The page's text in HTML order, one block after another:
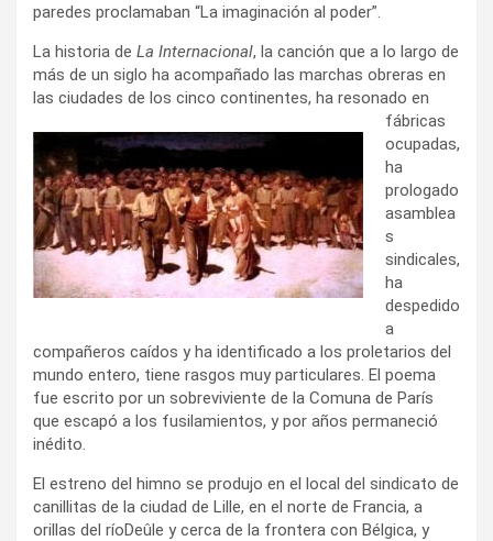
paredes proclamaban “La imaginación al poder”.
La historia de La Internacional, la canción que a lo largo de
más de un siglo ha acompañado las marchas obreras en
las ciudades de los cinco continentes, ha resonado en
fábricas
ocupadas,
ha
prologado
asamblea
s
sindicales,
ha
despedido
a
compañeros caídos y ha identificado a los proletarios del
mundo entero, tiene rasgos muy particulares. El poema
fue escrito por un sobreviviente de la Comuna de París
que escapó a los fusilamientos, y por años permaneció
inédito.
El estreno del himno se produjo en el local del sindicato de
canillitas de la ciudad de Lille, en el norte de Francia, a
orillas del ríoDeûle y cerca de la frontera con Bélgica, y